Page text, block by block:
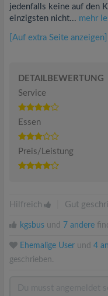
jedenfalls keine auf den
einzigsten nicht... mehr
[Auf extra Seite anzeigen]
DETAILBEWERTUNG
Service
Essen
Preis/Leistung
Hilfreich Gut
kgsbus und 7 andere
Ehemalige User und 4
geschrieben.